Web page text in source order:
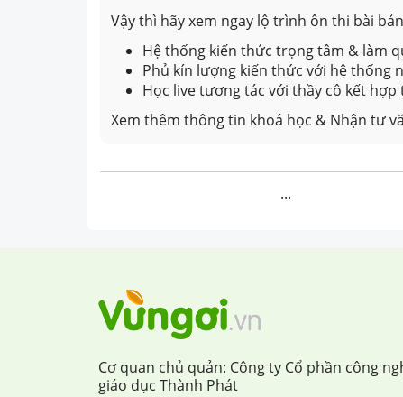
Vậy thì hãy xem ngay lộ trình ôn thi bài bản
Hệ thống kiến thức trọng tâm & làm
Phủ kín lượng kiến thức với hệ thống
Học live tương tác với thầy cô kết
Xem thêm thông tin khoá học & Nhận tư
...
Cơ quan chủ quản: Công ty Cổ phần công
giáo dục Thành Phát